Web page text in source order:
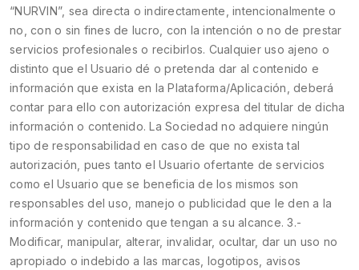
“NURVIN”, sea directa o indirectamente, intencionalmente o
no, con o sin fines de lucro, con la intención o no de prestar
servicios profesionales o recibirlos. Cualquier uso ajeno o
distinto que el Usuario dé o pretenda dar al contenido e
información que exista en la Plataforma/Aplicación, deberá
contar para ello con autorización expresa del titular de dicha
información o contenido. La Sociedad no adquiere ningún
tipo de responsabilidad en caso de que no exista tal
autorización, pues tanto el Usuario ofertante de servicios
como el Usuario que se beneficia de los mismos son
responsables del uso, manejo o publicidad que le den a la
información y contenido que tengan a su alcance. 3.-
Modificar, manipular, alterar, invalidar, ocultar, dar un uso no
apropiado o indebido a las marcas, logotipos, avisos